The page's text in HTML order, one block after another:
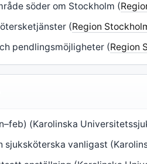
söder om Stockholm (
(Region
pendlingsmöjligheter (Region
(Karolinska
sjuksköterska vanligast